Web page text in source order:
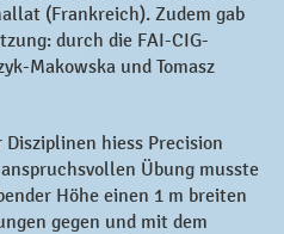
(Frankreich). Zudem gab
durch die FAI-CIG-
Makowska und Tomasz
hiess Precision
Übung musste
Höhe einen 1 m breiten
gegen und mit dem